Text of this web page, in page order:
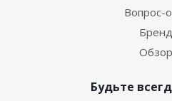
Вопрос-
Будьте